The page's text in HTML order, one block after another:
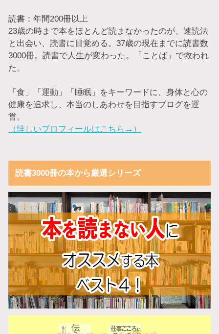
読書：年間200冊以上
23歳の時まで本をほとんど読まなかったのが、速読法
と出会い、読書に目覚める。37歳の現在までに読書数
3000冊。読書で人生が変わった。「ことば」で救われ
た。
「食」「運動」「睡眠」をキーワードに、身体と心の
健康を追求し、本当のしあわせを目指すブログを運
営。
（詳しいプロフィールはこちら→）
読書3000冊の本から厳選シリーズ